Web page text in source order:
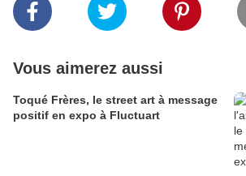
Vous aimerez aussi
Toqué Frères, le street art à message
positif en expo à Fluctuart